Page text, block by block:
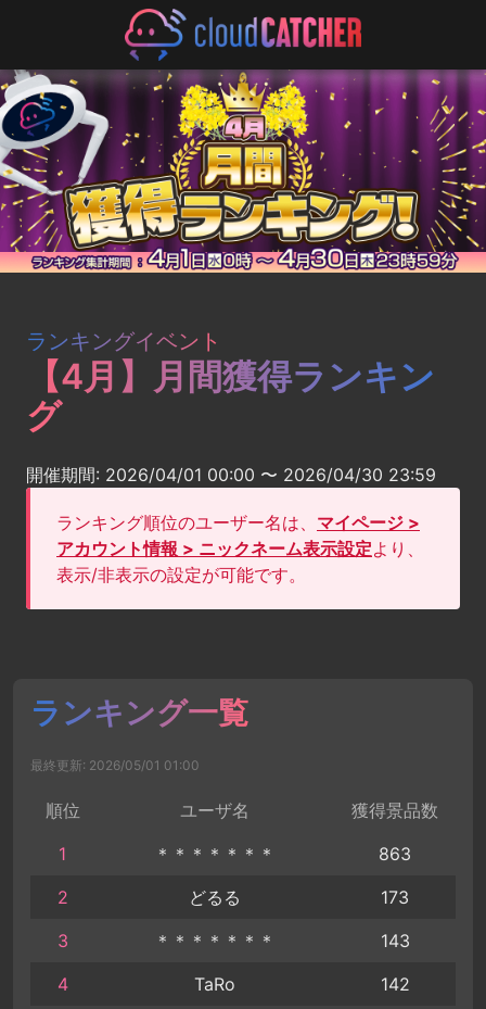
ランキングイベント
【4月】月間獲得ランキン
グ
開催期間: 2026/04/01 00:00 〜 2026/04/30 23:59
ランキング順位のユーザー名は、 マイページ >
アカウント情報 > ニックネーム表示設定より、
表示/非表示の設定が可能です。
ランキング一覧
最終更新: 2026/05/01 01:00
順位 ユーザ名
獲得景品数
1
＊＊＊＊＊＊＊
863
2
どるる
173
3
＊＊＊＊＊＊＊
143
4
TaRo
142